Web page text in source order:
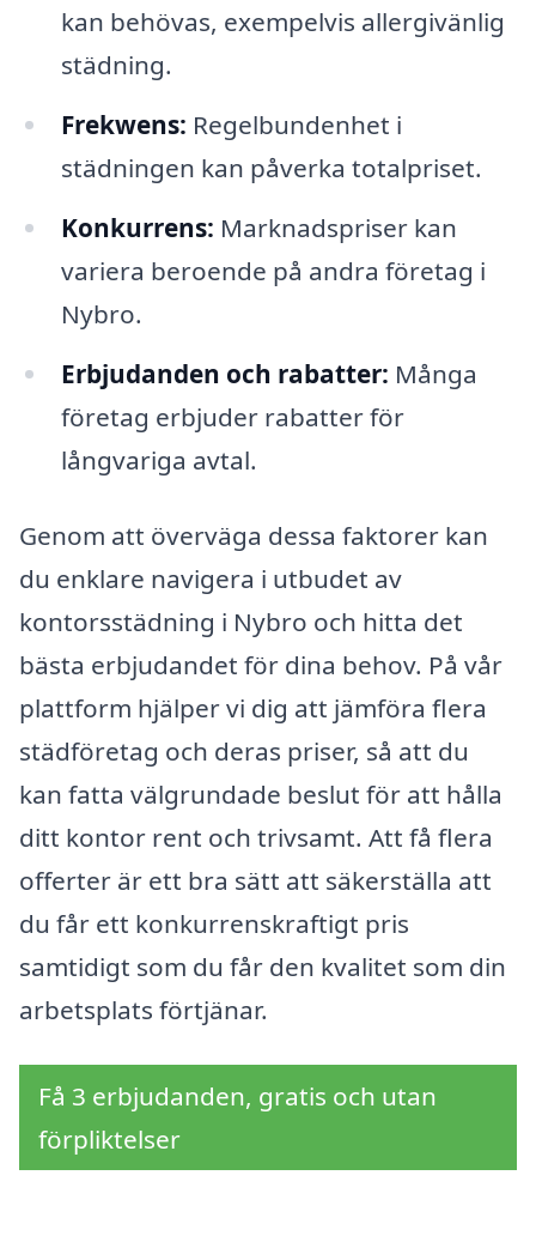
kan behövas, exempelvis allergivänlig
städning.
Frekwens: Regelbundenhet i
städningen kan påverka totalpriset.
Konkurrens: Marknadspriser kan
variera beroende på andra företag i
Nybro.
Erbjudanden och rabatter: Många
företag erbjuder rabatter för
långvariga avtal.
Genom att överväga dessa faktorer kan
du enklare navigera i utbudet av
kontorsstädning i Nybro och hitta det
bästa erbjudandet för dina behov. På vår
plattform hjälper vi dig att jämföra flera
städföretag och deras priser, så att du
kan fatta välgrundade beslut för att hålla
ditt kontor rent och trivsamt. Att få flera
offerter är ett bra sätt att säkerställa att
du får ett konkurrenskraftigt pris
samtidigt som du får den kvalitet som din
arbetsplats förtjänar.
Få 3 erbjudanden, gratis och utan
förpliktelser